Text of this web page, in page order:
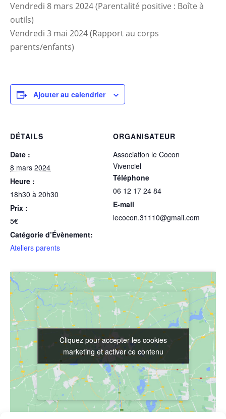
Vendredi 8 mars 2024 (Parentalité positive : Boîte à
outils)
Vendredi 3 mai 2024 (Rapport au corps
parents/enfants)
Ajouter au calendrier
DÉTAILS
Date :
8 mars 2024
Heure :
18h30 à 20h30
Prix :
5€
Catégorie d’Évènement:
Ateliers parents
ORGANISATEUR
Association le Cocon
Vivenciel
Téléphone
06 12 17 24 84
E-mail
lecocon.31110@gmail.com
Cliquez pour accepter les cookies
marketing et activer ce contenu
Cliquez pour accepter les cookies
marketing et activer ce contenu